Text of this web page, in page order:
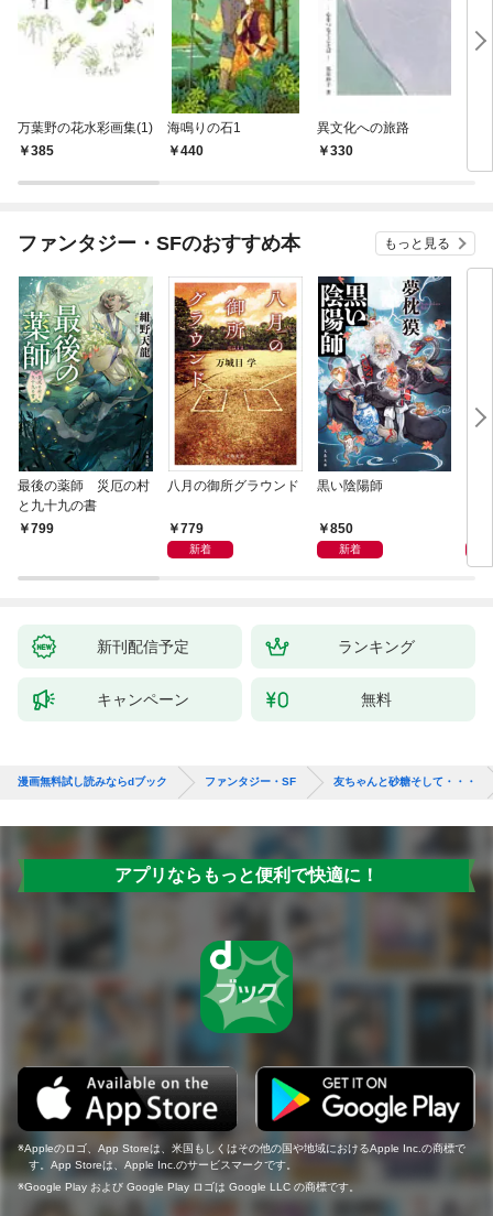
万葉野の花水彩画集(1)
385
海鳴りの石1
440
異文化への旅路
330
ファンタジー・SFのおすすめ本 もっと見る
最後の薬師 災厄の村
と九十九の書
799
八月の御所グラウンド
779
新着
黒い陰陽師
850
新着
新刊配信予定 ランキング
キャンペーン 無料
漫画無料試し読みならdブック ファンタジー・SF 友ちゃんと砂糖そして・・・
アプリならもっと便利で快適に！
Appleのロゴ、App Storeは、米国もしくはその他の国や地域におけるApple Inc.の商標で
す。App Storeは、Apple Inc.のサービスマークです。
Google Play および Google Play ロゴは Google LLC の商標です。